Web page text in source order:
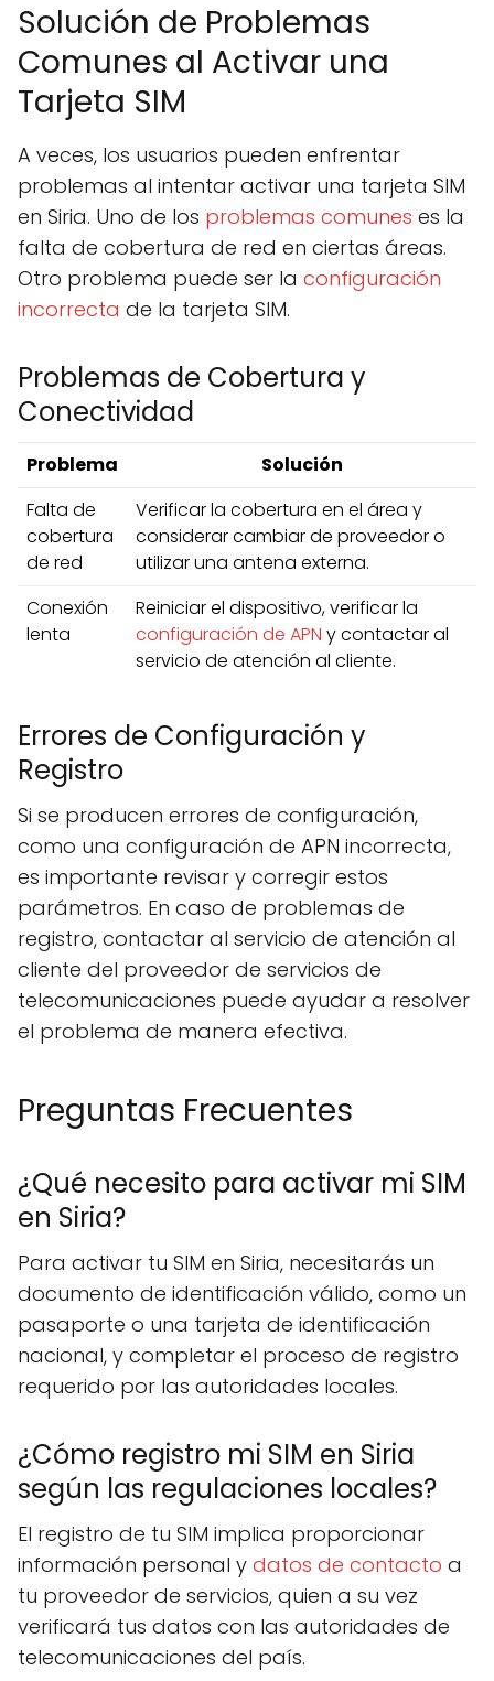
Solución de Problemas
Comunes al Activar una
Tarjeta SIM
A veces, los usuarios pueden enfrentar
problemas al intentar activar una tarjeta SIM
en Siria. Uno de los problemas comunes es la
falta de cobertura de red en ciertas áreas.
Otro problema puede ser la configuración
incorrecta de la tarjeta SIM.
Problemas de Cobertura y
Conectividad
Problema
Solución
Falta de
cobertura
de red
Verificar la cobertura en el área y
considerar cambiar de proveedor o
utilizar una antena externa.
Conexión
lenta
Reiniciar el dispositivo, verificar la
configuración de APN y contactar al
servicio de atención al cliente.
Errores de Configuración y
Registro
Si se producen errores de configuración,
como una configuración de APN incorrecta,
es importante revisar y corregir estos
parámetros. En caso de problemas de
registro, contactar al servicio de atención al
cliente del proveedor de servicios de
telecomunicaciones puede ayudar a resolver
el problema de manera efectiva.
Preguntas Frecuentes
¿Qué necesito para activar mi SIM
en Siria?
Para activar tu SIM en Siria, necesitarás un
documento de identificación válido, como un
pasaporte o una tarjeta de identificación
nacional, y completar el proceso de registro
requerido por las autoridades locales.
¿Cómo registro mi SIM en Siria
según las regulaciones locales?
El registro de tu SIM implica proporcionar
información personal y datos de contacto a
tu proveedor de servicios, quien a su vez
verificará tus datos con las autoridades de
telecomunicaciones del país.